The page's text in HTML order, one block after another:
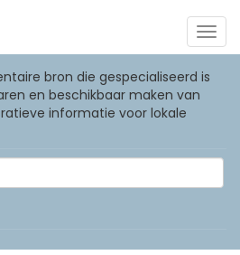
bron die gespecialiseerd is
en beschikbaar maken van
informatie voor lokale